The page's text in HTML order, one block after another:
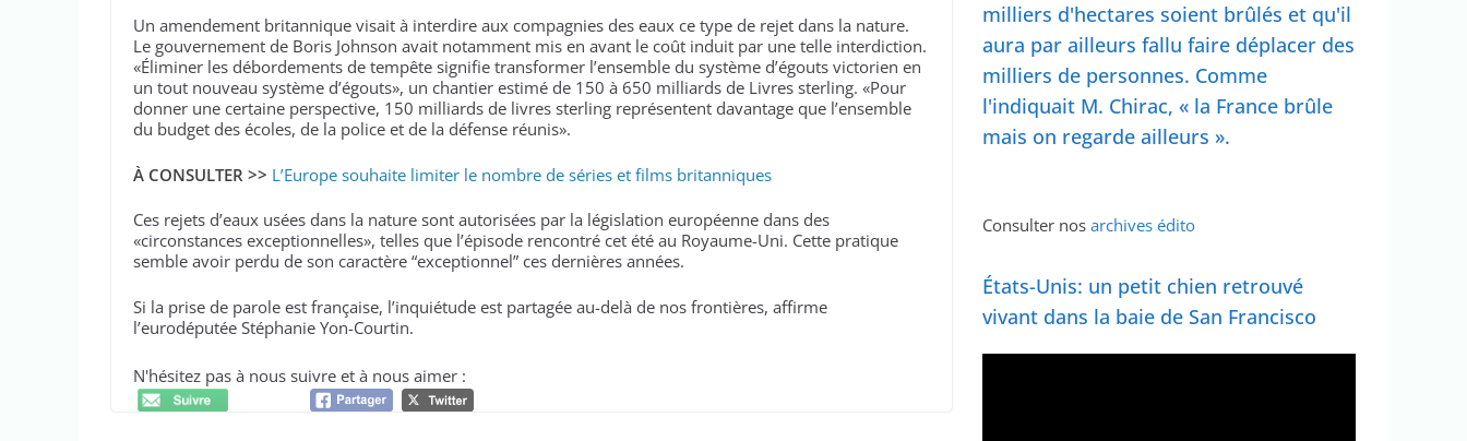
Un amendement britannique visait à interdire aux compagnies des eaux ce type de rejet dans la nature.
Le gouvernement de Boris Johnson avait notamment mis en avant le coût induit par une telle interdiction.
«Éliminer les débordements de tempête signifie transformer l’ensemble du système d’égouts victorien en
un tout nouveau système d’égouts», un chantier estimé de 150 à 650 milliards de Livres sterling. «Pour
donner une certaine perspective, 150 milliards de livres sterling représentent davantage que l’ensemble
du budget des écoles, de la police et de la défense réunis».
À CONSULTER >> L’Europe souhaite limiter le nombre de séries et films britanniques
Ces rejets d’eaux usées dans la nature sont autorisées par la législation européenne dans des
«circonstances exceptionnelles», telles que l’épisode rencontré cet été au Royaume-Uni. Cette pratique
semble avoir perdu de son caractère “exceptionnel” ces dernières années.
Si la prise de parole est française, l’inquiétude est partagée au-delà de nos frontières, affirme
l’eurodéputée Stéphanie Yon-Courtin.
N'hésitez pas à nous suivre et à nous aimer :
milliers d'hectares soient brûlés et qu'il
aura par ailleurs fallu faire déplacer des
milliers de personnes. Comme
l'indiquait M. Chirac, « la France brûle
mais on regarde ailleurs ».
Consulter nos archives édito
États-Unis: un petit chien retrouvé
vivant dans la baie de San Francisco